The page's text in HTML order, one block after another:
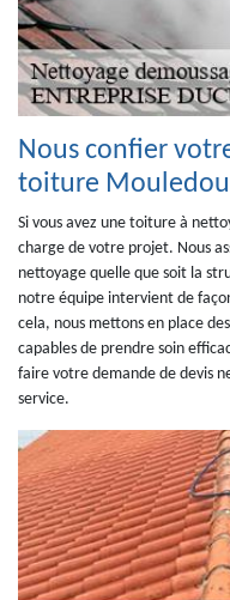
Nous confier
toiture
Si vous avez une toiture à
charge de votre projet. Nous
nettoyage quelle que soit la
notre équipe intervient de
cela, nous mettons en place
capables de prendre soin
faire votre demande de devis
service.